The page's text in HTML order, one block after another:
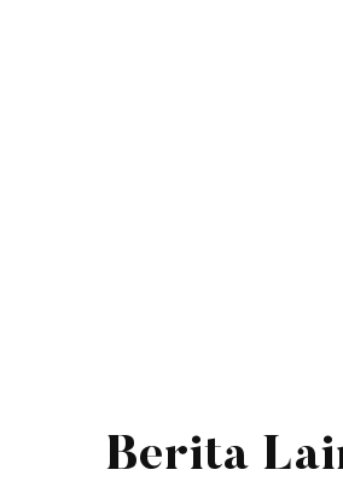
Berita